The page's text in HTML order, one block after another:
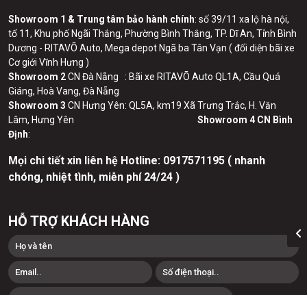
Showroom 1 & Trung tâm bảo hành chính: số 39/11 xa lộ hà nội,
tổ 11, Khu phố Ngãi Thắng, Phường Bình Thắng, TP. Dĩ An, Tỉnh Bình
Dương - RITAVÕ Auto, Mega depot Ngã ba Tân Vạn ( đối diện bãi xe
Cơ giới Vĩnh Hưng )
Showroom 2CN Đà Nẵng : Bãi xe RITAVÕ Auto QL1A, Cầu Quá
Giáng, Hoà Vang, Đà Nẵng
Showroom 3 CN Hưng Yên: QL5A, km19 Xã Trưng Trắc, H. Văn
Lâm, Hưng Yên Showroom 4 CN Bình
Định:
Mọi chi tiết xin liên hệ Hotline: 0917571195 ( nhanh
chóng, nhiệt tình, miễn phí 24/24 )
HỖ TRỢ KHÁCH HÀNG